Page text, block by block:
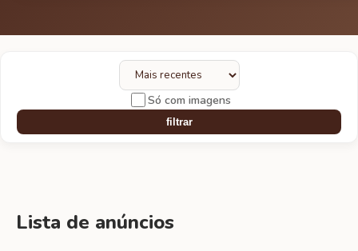
Só com imagens
filtrar
Lista de anúncios